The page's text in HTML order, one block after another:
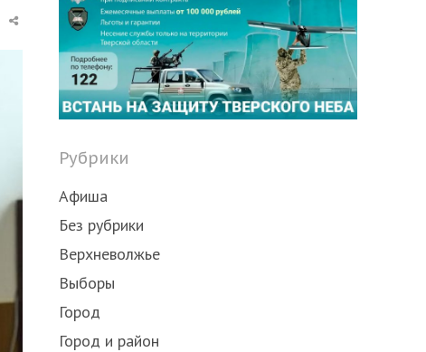
Share
post
Рубрики
Афиша
Без рубрики
Верхневолжье
Выборы
Город
Город и район